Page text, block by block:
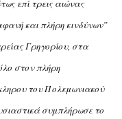
επί τρεις αιώνας
και πλήρη κινδύνων”
Γρηγορίου, στα
στον πλήρη
του Πολεμωνιακού
συμπλήρωσε το